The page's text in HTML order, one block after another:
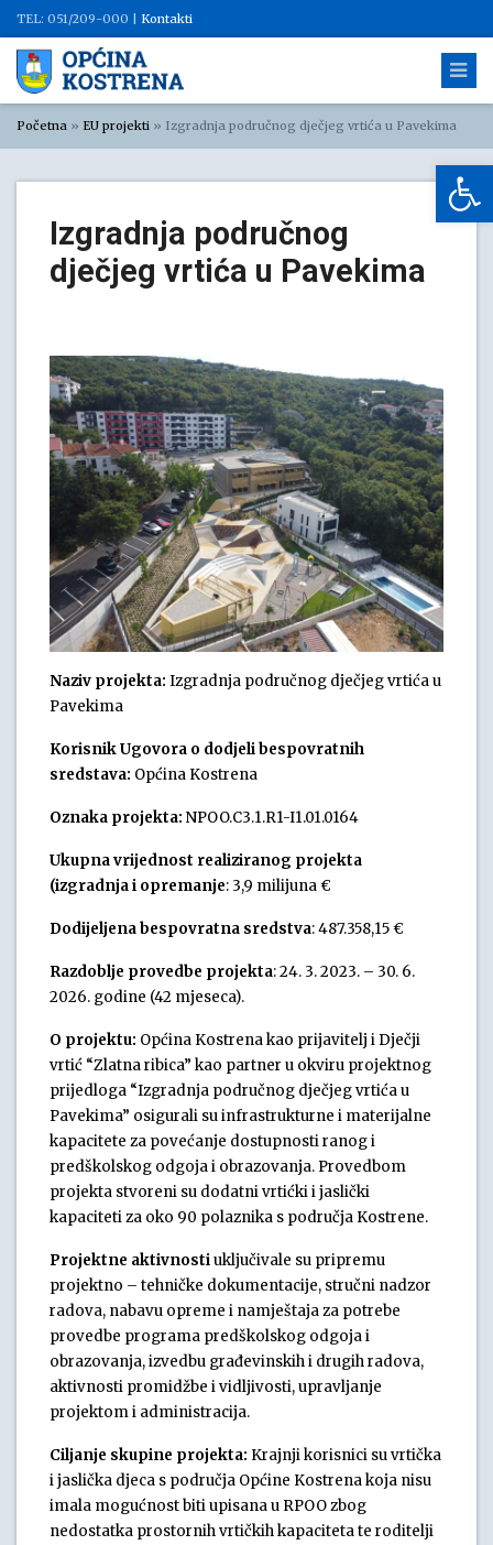
TEL: 051/209-000 | Kontakti
Početna » EU projekti » Izgradnja područnog dječjeg vrtića u Pavekima
Izgradnja područnog
dječjeg vrtića u Pavekima
Naziv projekta: Izgradnja područnog dječjeg vrtića u
Pavekima
Korisnik Ugovora o dodjeli bespovratnih
sredstava: Općina Kostrena
Oznaka projekta: NPOO.C3.1.R1-I1.01.0164
Ukupna vrijednost realiziranog projekta
(izgradnja i opremanje: 3,9 milijuna €
Dodijeljena bespovratna sredstva: 487.358,15 €
Razdoblje provedbe projekta: 24. 3. 2023. – 30. 6.
2026. godine (42 mjeseca).
O projektu: Općina Kostrena kao prijavitelj i Dječji
vrtić “Zlatna ribica” kao partner u okviru projektnog
prijedloga “Izgradnja područnog dječjeg vrtića u
Pavekima” osigurali su infrastrukturne i materijalne
kapacitete za povećanje dostupnosti ranog i
predškolskog odgoja i obrazovanja. Provedbom
projekta stvoreni su dodatni vrtićki i jaslički
kapaciteti za oko 90 polaznika s područja Kostrene.
Projektne aktivnostiuključivale su pripremu
projektno – tehničke dokumentacije, stručni nadzor
radova, nabavu opreme i namještaja za potrebe
provedbe programa predškolskog odgoja i
obrazovanja, izvedbu građevinskih i drugih radova,
aktivnosti promidžbe i vidljivosti, upravljanje
projektom i administracija.
Ciljanje skupine projekta: Krajnji korisnici su vrtička
i jaslička djeca s područja Općine Kostrena koja nisu
imala mogućnost biti upisana u RPOO zbog
nedostatka prostornih vrtičkih kapaciteta te roditelji